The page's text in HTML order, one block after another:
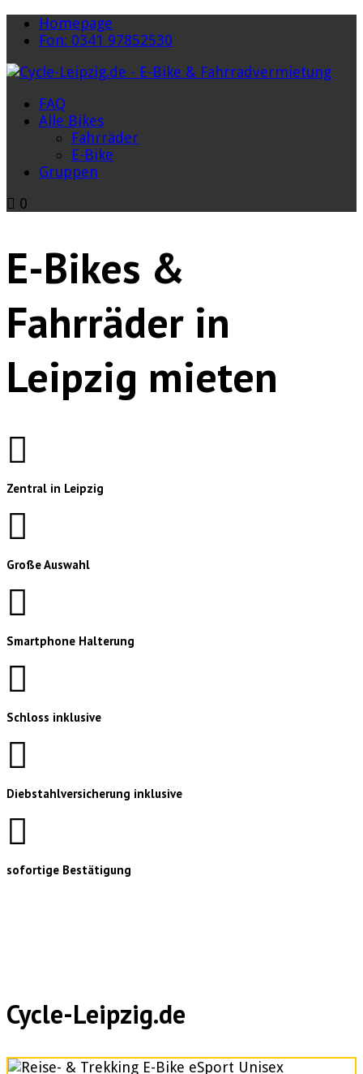
Homepage
Fon: 0341 97852530
FAQ
Alle Bikes
Fahrräder
E-Bike
Gruppen
0
E-Bikes &
Fahrräder in
Leipzig mieten
Zentral in Leipzig
Große Auswahl
Smartphone Halterung
Schloss inklusive
Diebstahlversicherung inklusive
sofortige Bestätigung
Cycle-Leipzig.de